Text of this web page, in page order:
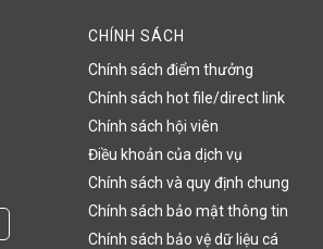
CHÍNH SÁCH
Chính sách điểm thưởng
Chính sách hot file/direct link
Chính sách hội viên
Điều khoản của dịch vụ
Chính sách và quy định chung
Chính sách bảo mật thông tin
Chính sách bảo vệ dữ liệu cá